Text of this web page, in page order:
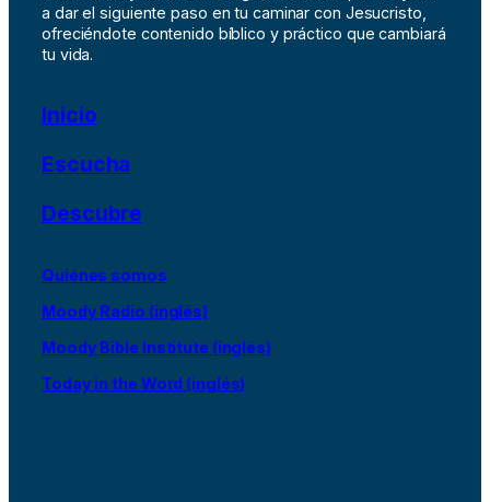
a dar el siguiente paso en tu caminar con Jesucristo,
ofreciéndote contenido bíblico y práctico que cambiará
tu vida.
Inicio
Escucha
Descubre
Quiénes somos
Moody Radio (inglés)
Moody Bible Institute (inglés)
Today in the Word (inglés)